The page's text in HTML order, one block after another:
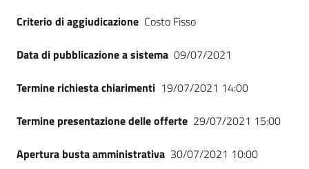
Criterio di aggiudicazione Costo Fisso
Data di pubblicazione a sistema 09/07/2021
Termine richiesta chiarimenti 19/07/2021 14:00
Termine presentazione delle offerte 29/07/2021 15:00
Apertura busta amministrativa 30/07/2021 10:00